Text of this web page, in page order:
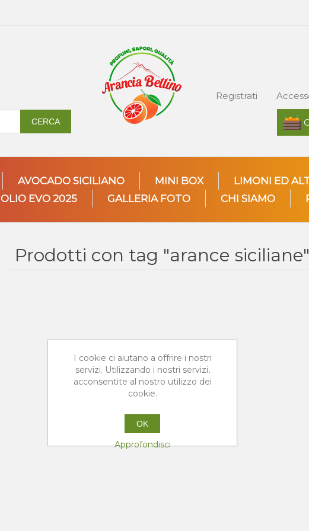
CERCA
Registrati
AVOCADO SICILIANO MINI BOX LIMONI ED
OLIO EVO 2025 GALLERIA FOTO CHI SIAMO
Prodotti con tag "arance siciliane"
I cookie ci aiutano a offrire i nostri
servizi. Utilizzando i nostri servizi,
acconsentite al nostro utilizzo dei
cookie.
OK
Approfondisci